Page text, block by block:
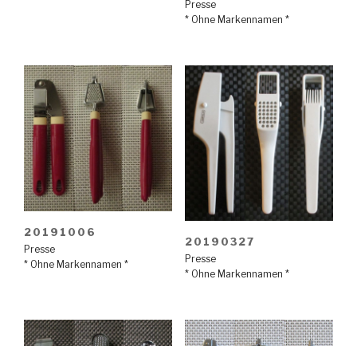
Presse
* Ohne Markennamen *
20191006
Presse
* Ohne Markennamen *
20190327
Presse
* Ohne Markennamen *